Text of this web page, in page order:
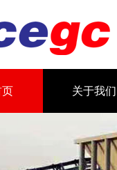
页 关于我们